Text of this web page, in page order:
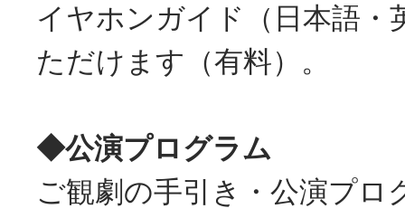
イヤホンガイド（日本語・
ただけます（有料）。
◆公演プログラム
ご観劇の手引き・公演プロ